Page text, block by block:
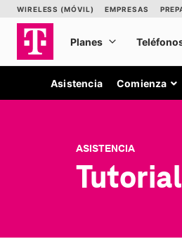
Asistencia Comienza
ASISTENCIA